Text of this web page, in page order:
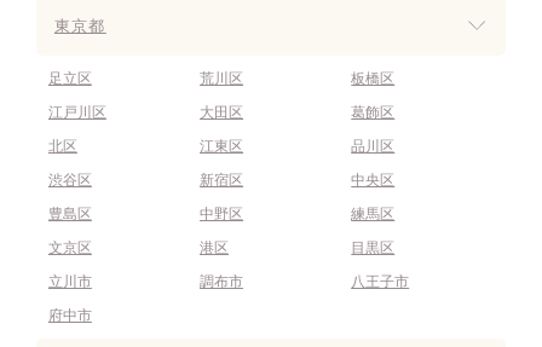
東京都
足立区 荒川区
板橋区
江戸川区
大田区
葛飾区
北区
江東区
品川区
渋谷区
新宿区
中央区
豊島区
中野区
練馬区
文京区
港区
目黒区
立川市
調布市
八王子市
府中市